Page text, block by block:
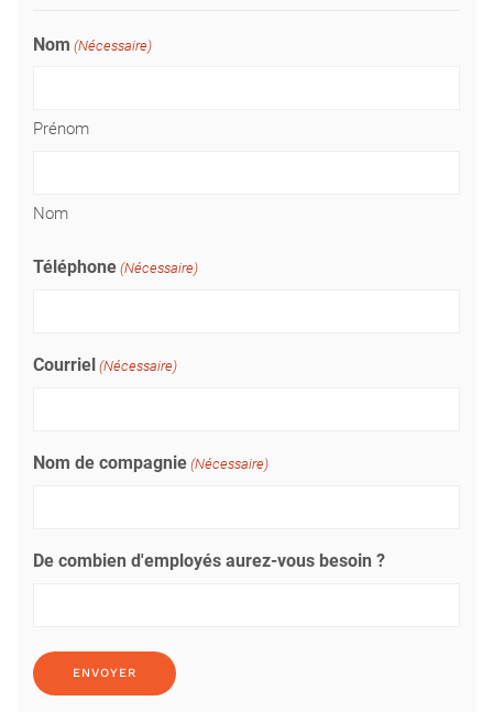
Nom (Nécessaire)
Prénom
Nom
Téléphone (Nécessaire)
Courriel (Nécessaire)
Nom de compagnie (Nécessaire)
De combien d'employés aurez-vous besoin ?